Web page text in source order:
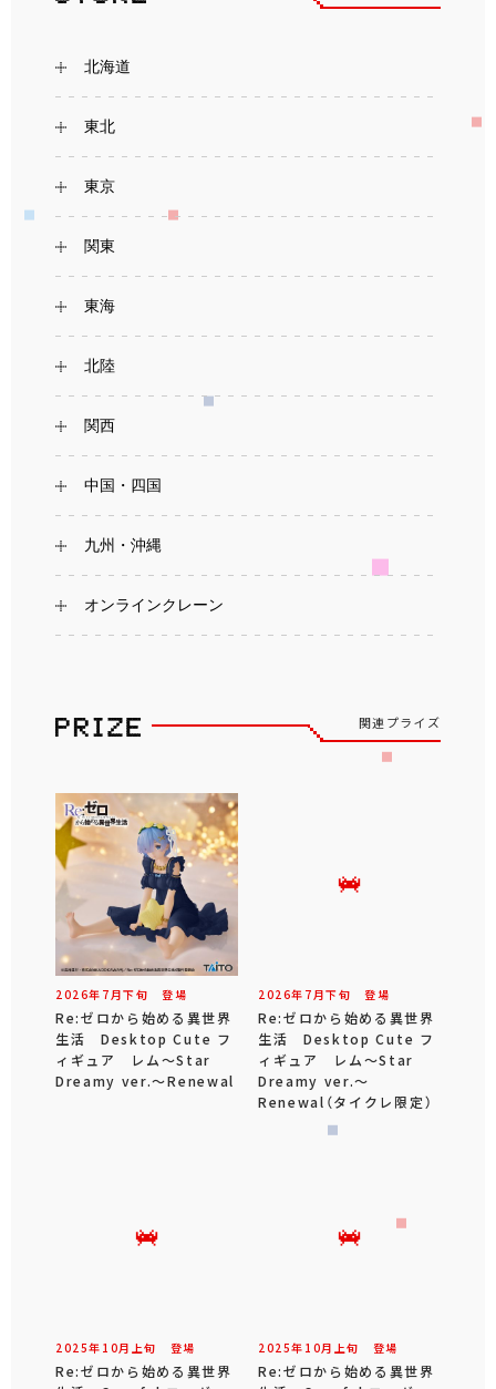
北海道
東北
東京
関東
東海
北陸
関西
中国・四国
九州・沖縄
オンラインクレーン
関連プライズ
2026年 7 月下旬 登場
Re:ゼロから始める異世界
生活 Desktop Cute フ
ィギュア レム～Star
Dreamy ver.～Renewal
2026年 7 月下旬 登場
Re:ゼロから始める異世界
生活 Desktop Cute フ
ィギュア レム～Star
Dreamy ver.～
Renewal（タイクレ限定）
2025年 10月 上旬 登場
Re:ゼロから始める異世界
2025年 10月 上旬 登場
Re:ゼロから始める異世界